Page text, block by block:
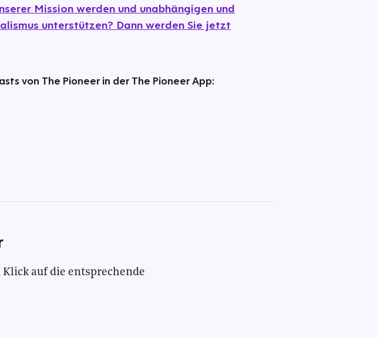
Mission werden und unabhängigen und
unterstützen? Dann werden Sie jetzt
von The Pioneer in der The Pioneer App:
auf die entsprechende